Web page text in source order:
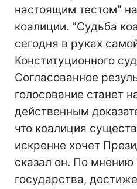
настоящим тестом"
коалиции. "Судьба
сегодня в руках
Конституционного
Согласованное
голосование станет
действенным
что коалиция
искренне хочет
сказал он. По мнению
государства,